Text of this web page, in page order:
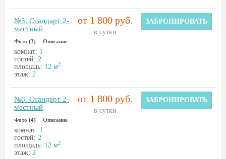
№5. Стандарт 2-
местный
Фото (3) Описание
комнат: 1
гостей: 2
площадь: 12 м2
этаж: 2
от 1 800 руб.
в сутки
ЗАБРОНИРОВАТЬ
№6. Стандарт 2-
местный
Фото (4) Описание
комнат: 1
гостей: 2
площадь: 12 м2
этаж: 2
от 1 800 руб.
в сутки
ЗАБРОНИРОВАТЬ